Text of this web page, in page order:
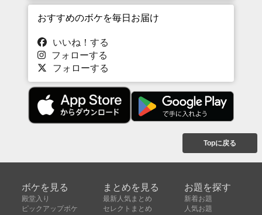
おすすめのボケを毎日お届け
いいね！する
フォローする
フォローする
Topに戻る
ボケを見る
殿堂入り
ピックアップボケ
まとめを見る
最新人気まとめ
セレクトまとめ
お題を探す
新着お題
人気お題